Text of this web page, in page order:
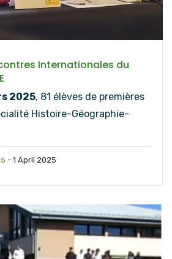
Internationales du
2025, 81 élèves de premières
Histoire-Géographie-
- 1 April 2025